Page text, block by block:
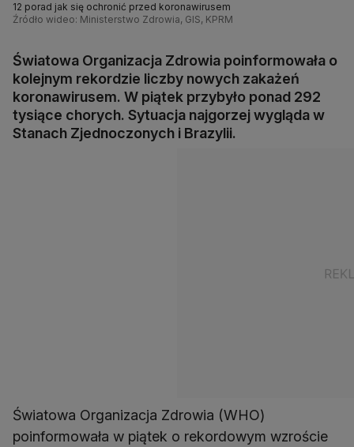
12 porad jak się ochronić przed koronawirusem
Źródło wideo: Ministerstwo Zdrowia, GIS, KPRM
Światowa Organizacja Zdrowia poinformowała o
kolejnym rekordzie liczby nowych zakażeń
koronawirusem. W piątek przybyło ponad 292
tysiące chorych. Sytuacja najgorzej wygląda w
Stanach Zjednoczonych i Brazylii.
Światowa Organizacja Zdrowia (WHO)
poinformowała w piątek o rekordowym wzroście